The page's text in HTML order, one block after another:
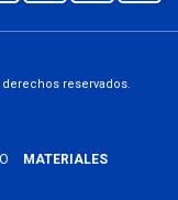
derechos reservados.
MATERIALES